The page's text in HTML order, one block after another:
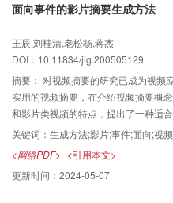
面向事件的影片摘要生成方法
王辰,刘桂清,老松杨,蒋杰
DOI：10.11834/jig.200505129
摘要： 对视频摘要的研究已成为视频
实用的视频摘要，在介绍视频摘要概
和影片类视频的特点，提出了一种适
成方法，并首先对该方法的细节进行
度的评价算法，此算法的特点在于综
考虑了运动特性，还考虑了感人内容
可用度测试和分析的结果，表明，此
关键词： 生成方法;影片;事件;面向;视频摘要;重要程度;
<网络PDF> <引用本文>
更新时间： 2024-05-07